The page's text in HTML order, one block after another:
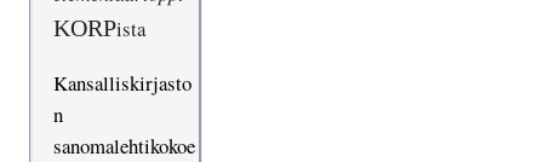
KORPista
Kansalliskirjasto
n
sanomalehtikokoe